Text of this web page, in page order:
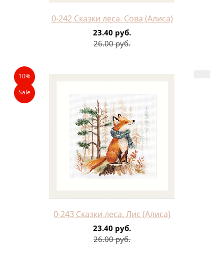
0-242 Сказки леса. Сова (Алиса)
23.40 руб.
26.00 руб.
10%
Sale
0-243 Сказки леса. Лис (Алиса)
23.40 руб.
26.00 руб.